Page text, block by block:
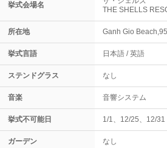
挙式会場名
THE SHELLS
所在地 Ganh Gio
挙式言語 日本語 英語
ステンドグラス なし
音楽 音響システム
挙式不可能日 1/1、12/25、12/31
ガーデン なし